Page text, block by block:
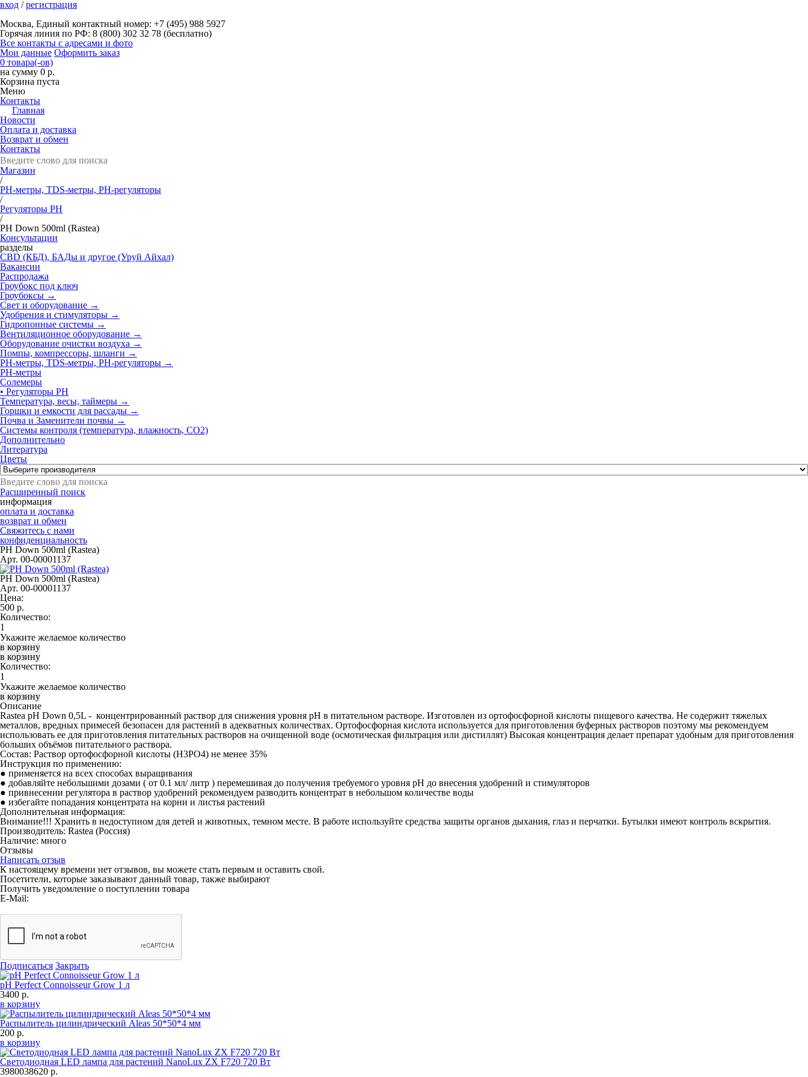
вход /регистрация
Москва, Единый контактный номер: +7 (495) 988 5927
Горячая линия по РФ: 8 (800) 302 32 78 (бесплатно)
Все контакты с адресами и фото
Мои данные Оформить заказ
0 товара(-ов)
на сумму 0 р.
Корзина пуста
Меню
Контакты
Главная
Новости
Оплата и доставка
Возврат и обмен
Контакты
Магазин
/
РН-метры, TDS-метры, РН-регуляторы
/
Регуляторы РН
/
PH Down 500ml (Rastea)
Консультации
разделы
CBD (КБД), БАДы и другое (Уруй Айхал)
Вакансии
Распродажа
Гроубокс под ключ
Гроубоксы →
Свет и оборудование →
Удобрения и стимуляторы →
Гидропонные системы →
Вентиляционное оборудование →
Оборудование очистки воздуха →
Помпы, компрессоры, шланги →
РН-метры, TDS-метры, РН-регуляторы →
PH-метры
Солемеры
• Регуляторы РН
Температура, весы, таймеры →
Горшки и емкости для рассады →
Почва и Заменители почвы →
Системы контроля (температура, влажность, СО2)
Дополнительно
Литература
Цветы
Расширенный поиск
информация
оплата и доставка
возврат и обмен
Свяжитесь с нами
конфиденциальность
PH Down 500ml (Rastea)
Арт. 00-00001137
PH Down 500ml (Rastea)
Арт. 00-00001137
Цена:
500 р.
Количество:
Укажите желаемое количество
Количество:
Укажите желаемое количество
Описание
Rastea pH Down 0,5L - концентрированный раствор для снижения уровня pH в питательном растворе. Изготовлен из ортофосфорной кислоты пищевого качества. Не содержит тяжелых
металлов, вредных примесей безопасен для растений в адекватных количествах. Ортофосфорная кислота используется для приготовления буферных растворов поэтому мы рекомендуем
использовать ее для приготовления питательных растворов на очищенной воде (осмотическая фильтрация или дистиллят) Высокая концентрация делает препарат удобным для приготовления
больших объёмов питательного раствора.
Состав: Раствор ортофосфорной кислоты (H3PO4) не менее 35%
Инструкция по применению:
● применяется на всех способах выращивания
● добавляйте небольшими дозами ( от 0.1 мл/ литр ) перемешивая до получения требуемого уровня pH до внесения удобрений и стимуляторов
● привнесении регулятора в раствор удобрений рекомендуем разводить концентрат в небольшом количестве воды
● избегайте попадания концентрата на корни и листья растений
Дополнительная информация:
Внимание!!! Хранить в недоступном для детей и животных, темном месте. В работе используйте средства защиты органов дыхания, глаз и перчатки. Бутылки имеют контроль вскрытия.
Производитель: Rastea (Россия)
Наличие: много
Отзывы
Написать отзыв
К настоящему времени нет отзывов, вы можете стать первым и оставить свой.
Посетители, которые заказывают данный товар, также выбирают
Получить уведомление о поступлении товара
E-Mail:
Подписаться Закрыть
pH Perfect Connoisseur Grow 1 л
3400 р.
в корзину
Распылитель цилиндрический Aleas 50*50*4 мм
200 р.
в корзину
Светодиодная LED лампа для растений NanoLux ZX F720 720 Вт
3980038620 р.